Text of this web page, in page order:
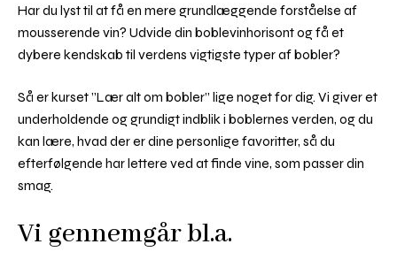
Har du lyst til at få en mere grundlæggende forståelse af
mousserende vin? Udvide din boblevinhorisont og få et
dybere kendskab til verdens vigtigste typer af bobler?
Så er kurset ”Lær alt om bobler” lige noget for dig. Vi giver et
underholdende og grundigt indblik i boblernes verden, og du
kan lære, hvad der er dine personlige favoritter, så du
efterfølgende har lettere ved at finde vine, som passer din
smag.
Vi gennemgår bl.a.